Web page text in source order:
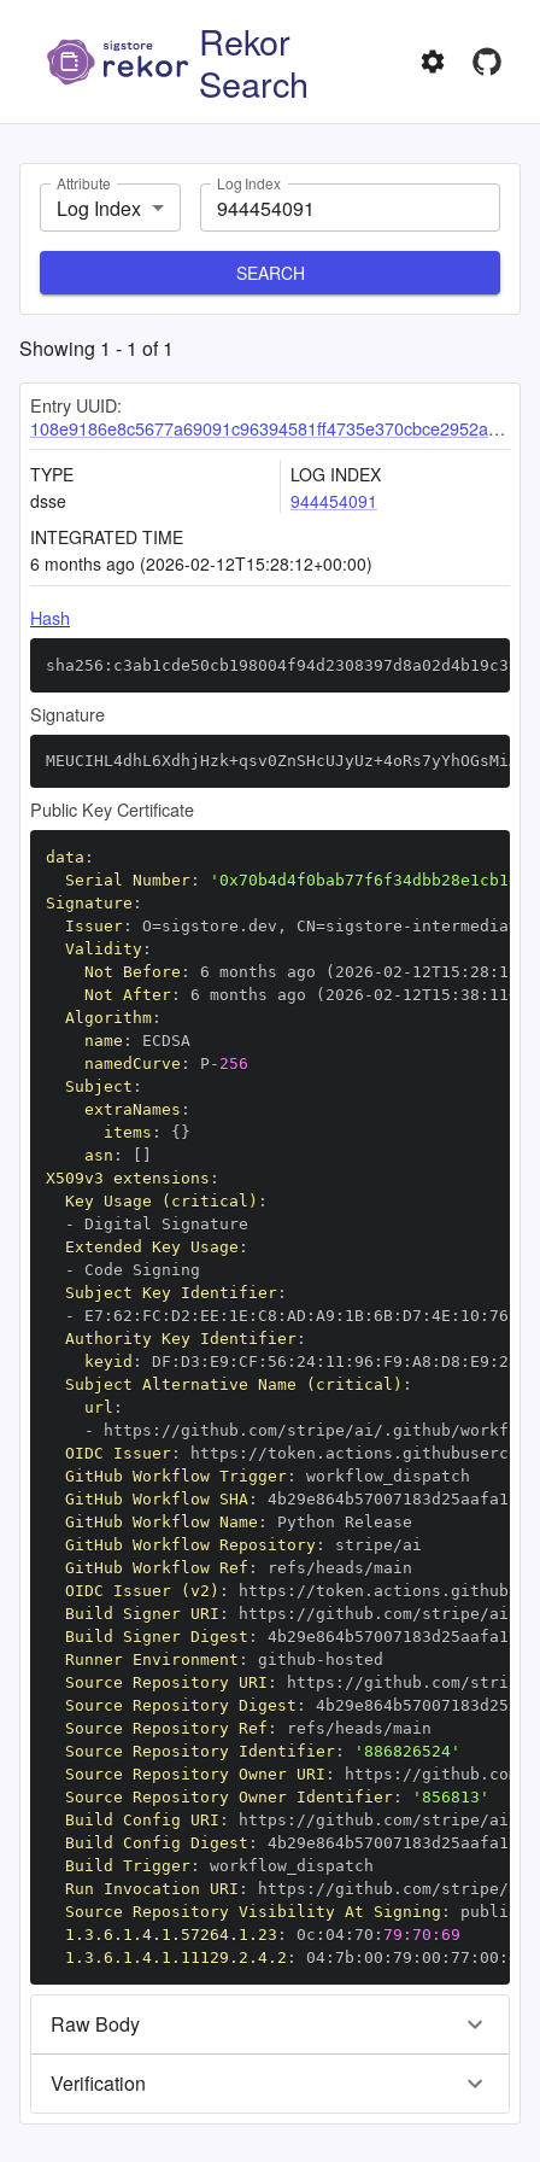
Rekor
Search
Attribute
Log Index
Log Index
SEARCH
Showing 1 - 1 of1
Entry UUID:
108e9186e8c5677a69091c96394581ff4735e370cbce2952a42178e5a3e728459da0094524ab114c
TYPE
dsse
LOG INDEX
944454091
INTEGRATED TIME
6 months ago (2026-02-12T15:28:12+00:00)
Hash
Signature
Public Key Certificate
data :
Serial Number:
Signature :
Issuer: O=sigstore.dev , CN=sigstore -
Validity:
Not Before : 6 months ago (2026 -02 - 12T15 : 28 :
Not After: 6 months ago (2026 -02 - 12T15 : 38 : 11+00
Algorithm:
name :
namedCurve : P- 256
Subject :
extraNames :
items : { }
asn :
X509v3 extensions :
Key Usage (critical) :
-
Extended Key Usage :
-
Subject Key Identifier:
-
E7 : 62 : FC : D2 : EE : 1E : C8 : AD : A9 : 1B: 6B: D7 : 4E : 10 : 76
Authority Key Identifier:
keyid : DF : D3 : E9 : CF : 56 : 24: 11 : 96 : F9 : A8 : D8 : E9 : 28
Subject Alternative Name (critical) :
url :
-
https :
OIDC Issuer: https :
GitHub Workflow Trigger:
GitHub Workflow SHA:
GitHub Workflow Name :
GitHub Workflow Repository:
GitHub Workflow Ref :
OIDC Issuer (v2) : https :
Build Signer URI : https :
Build Signer Digest :
Runner Environment : github -
Source Repository URI : https :
Source Repository Digest :
Source Repository Ref :
Source Repository Identifier:
'886826524'
Source Repository Owner URI : https :
Source Repository Owner Identifier:
'856813'
Build Config URI : https :
Build Config Digest :
Build Trigger:
Run Invocation URI : https :
Source Repository Visibility At Signing :
1.3.6.1.4.1.57264.1.23 : 0c : 04: 70 : 79:70:69
1.3.6.1.4.1.11129.2.4.2 : 04: 7b : 00 : 79 : 00 : 77 : 00 : dd
Raw Body
Verification